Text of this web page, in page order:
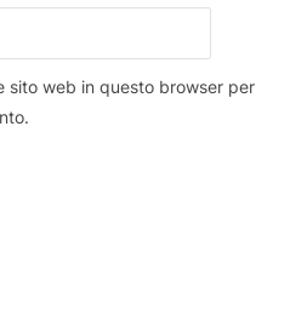
sito web in questo browser per